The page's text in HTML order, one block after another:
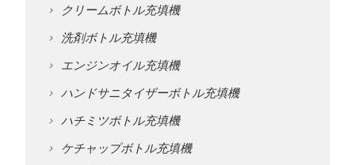
クリームボトル充填機
洗剤ボトル充填機
エンジンオイル充填機
ハンドサニタイザーボトル充填機
ハチミツボトル充填機
ケチャップボトル充填機